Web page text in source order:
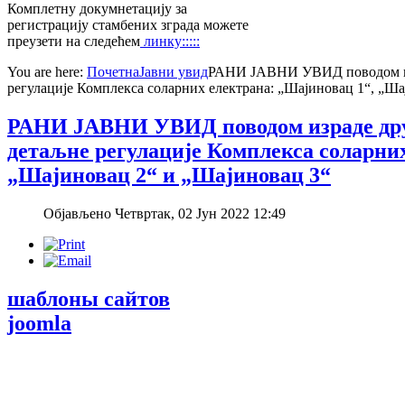
Комплетну докумнетацију за
регистрацију стамбених зграда можете
преузети на следећем линку:::::
You are here: ПочетнаЈавни увидРАНИ ЈАВНИ УВИД поводом
регулације Комплекса соларних електрана: „Шајиновац 1“,
РАНИ ЈАВНИ УВИД поводом израдe
детаљне регулације Комплекса
„Шајиновац 2“ и „Шајиновац 3“
Објављено Четвртак, 02 Јун 2022 12:49
шаблоны сайтов
joomla